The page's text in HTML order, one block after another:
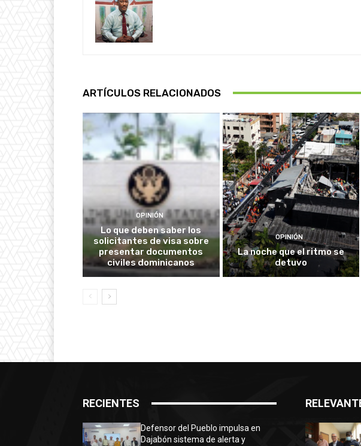
ARTÍCULOS RELACIONADOS
OPINIÓN
Lo que deben saber los
solicitantes de visa sobre
presentar documentos
civiles dominicanos
OPINIÓN
La noche que el ritmo se
detuvo
RECIENTES
Defensor del Pueblo impulsa en
Dajabón sistema de alerta y